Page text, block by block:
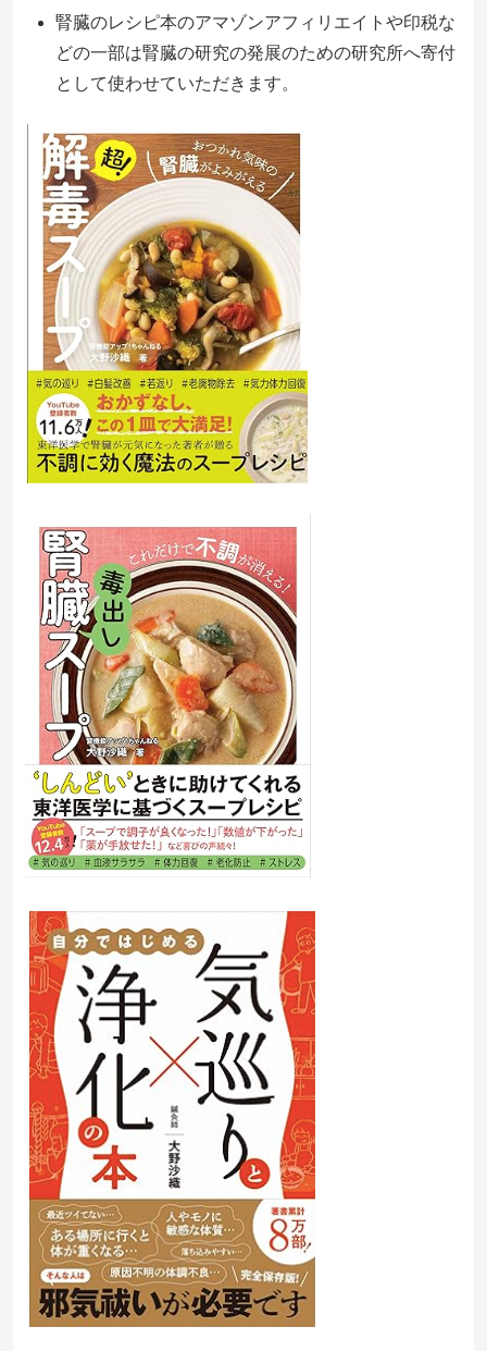
腎臓のレシピ本のアマゾンアフィリエイトや印税な
どの一部は腎臓の研究の発展のための研究所へ寄付
として使わせていただきます。